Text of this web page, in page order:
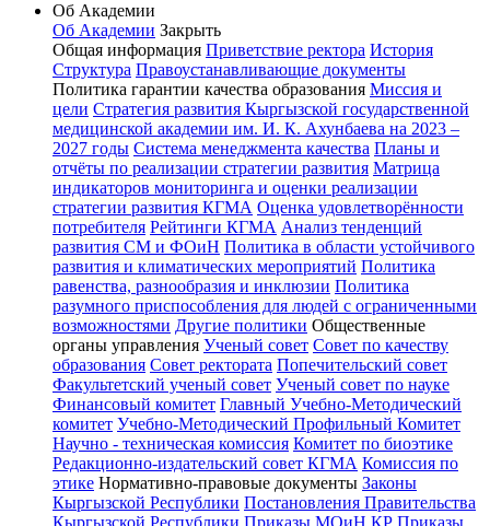
Об Академии
Об Академии Закрыть
Общая информация Приветствие ректора История
Структура Правоустанавливающие документы
Политика гарантии качества образования Миссия и
цели Стратегия развития Кыргызской государственной
медицинской академии им. И. К. Ахунбаева на 2023 –
2027 годы Система менеджмента качества Планы и
отчёты по реализации стратегии развития Матрица
индикаторов мониторинга и оценки реализации
стратегии развития КГМА Оценка удовлетворённости
потребителя Рейтинги КГМА Анализ тенденций
развития СМ и ФОиН Политика в области устойчивого
развития и климатических мероприятий Политика
равенства, разнообразия и инклюзии Политика
разумного приспособления для людей с ограниченными
возможностями Другие политики Общественные
органы управления Ученый совет Совет по качеству
образования Совет ректората Попечительский совет
Факультетский ученый совет Ученый совет по науке
Финансовый комитет Главный Учебно-Методический
комитет Учебно-Методический Профильный Комитет
Научно - техническая комиссия Комитет по биоэтике
Редакционно-издательский совет КГМА Комиссия по
этике Нормативно-правовые документы Законы
Кыргызской Республики Постановления Правительства
Кыргызской Республики Приказы МОиН КР Приказы